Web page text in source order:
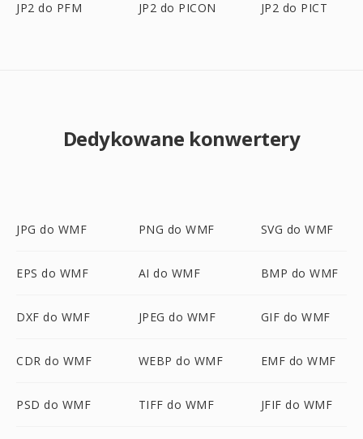
JP2 do PFM JP2 do PICON JP2 do PICT
Dedykowane konwertery
JPG do WMF PNG do WMF SVG do WMF
EPS do WMF AI do WMF BMP do WMF
DXF do WMF JPEG do WMF GIF do WMF
CDR do WMF WEBP do WMF EMF do WMF
PSD do WMF TIFF do WMF JFIF do WMF